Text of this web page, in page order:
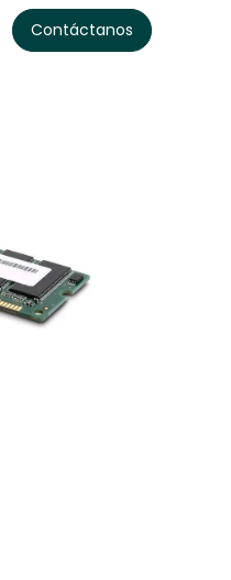
Contáctanos